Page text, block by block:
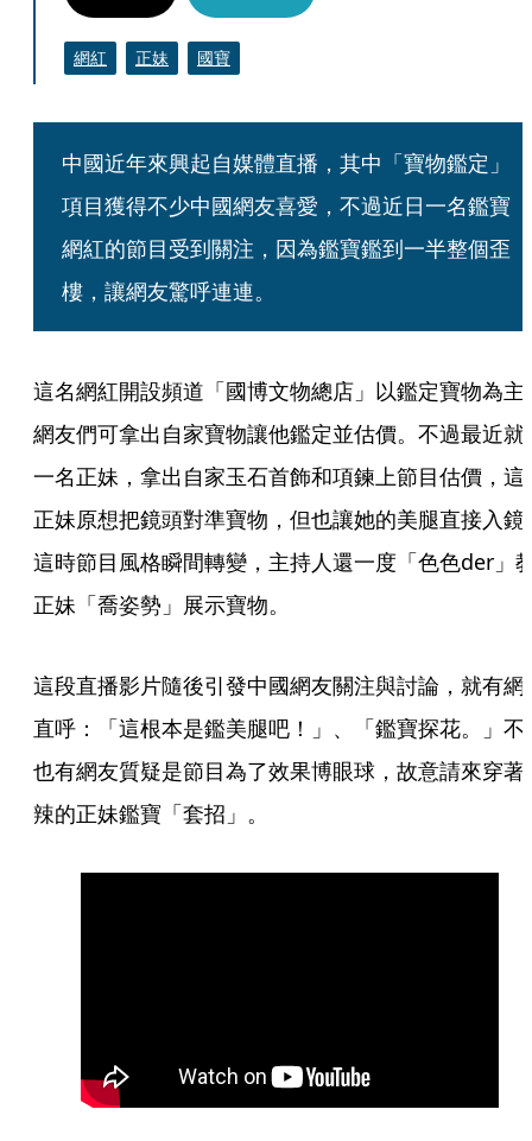
網紅 正妹 國寶
中國近年來興起自媒體直播，其中「寶物鑑定」
項目獲得不少中國網友喜愛，不過近日一名鑑寶
網紅的節目受到關注，因為鑑寶鑑到一半整個歪
樓，讓網友驚呼連連。
這名網紅開設頻道「國博文物總店」以鑑定寶物為主
網友們可拿出自家寶物讓他鑑定並估價。不過最近就
一名正妹，拿出自家玉石首飾和項鍊上節目估價，這
正妹原想把鏡頭對準寶物，但也讓她的美腿直接入鏡
這時節目風格瞬間轉變，主持人還一度「色色der」
正妹「喬姿勢」展示寶物。
這段直播影片隨後引發中國網友關注與討論，就有網
直呼：「這根本是鑑美腿吧！」、「鑑寶探花。」不
也有網友質疑是節目為了效果博眼球，故意請來穿著
辣的正妹鑑寶「套招」。